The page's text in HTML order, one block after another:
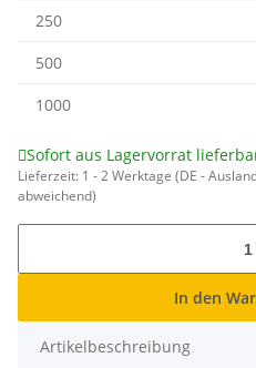
250
500
1000
Sofort aus Lagervorrat
Lieferzeit: 1 - 2 Werktage (DE -
abweichend)
In den
Artikelbeschreibung